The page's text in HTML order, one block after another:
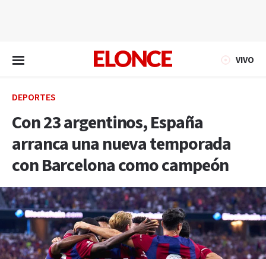
VIVO
DEPORTES
Con 23 argentinos, España
arranca una nueva temporada
con Barcelona como campeón